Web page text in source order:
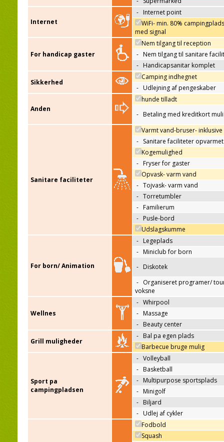
Internet
- Internet point
WiFi- min. 80%
med signal
For handicap gaster
Nem tilgang til reception
- Nem tilgang til sanitare
- Handicapsanitar komplet
Sikkerhed
Camping indhegnet
- Udlejning af pengeskaber
Anden
hunde tilladt
- Betaling med kreditkort
Sanitare faciliteter
Varmt vand-bruser- inklusive
- Sanitare faciliteter opvarmet
Kogemulighed
- Fryser for gaster
Opvask- varm vand
- Tojvask- varm vand
- Torretumbler
- Familierum
- Pusle-bord
Udslagskumme
For born/ Animation
- Legeplads
- Miniclub for born
- Diskotek
- Organiseret programer/
voksne
Wellnes
- Whirpool
- Massage
- Beauty center
Grill muligheder
- Bal pa egen plads
Barbecue bruge mulig
Sport pa
campingpladsen
- Volleyball
- Basketball
- Multipurpose sportsplads
- Minigolf
- Biljard
- Udlej af cykler
Fodbold
Squash